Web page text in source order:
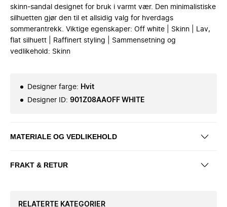
skinn-sandal designet for bruk i varmt vær. Den minimalistiske
silhuetten gjør den til et allsidig valg for hverdags
sommerantrekk. Viktige egenskaper: Off white | Skinn | Lav,
flat silhuett | Raffinert styling | Sammensetning og
vedlikehold: Skinn
Designer farge: Hvit
Designer ID: 901Z08AAOFF WHITE
MATERIALE OG VEDLIKEHOLD
FRAKT & RETUR
RELATERTE KATEGORIER